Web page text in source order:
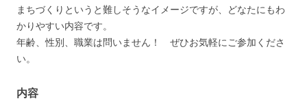
まちづくりというと難しそうなイメージですが、どなたにもわ
かりやすい内容です。
年齢、性別、職業は問いません！ ぜひお気軽にご参加くださ
い。
内容